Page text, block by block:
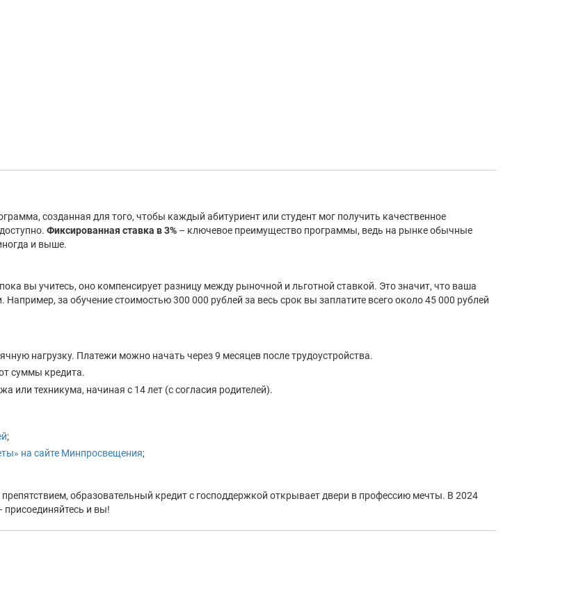
созданная для того, чтобы каждый абитуриент или студент мог получить качественное
Фиксированная ставка в 3% – ключевое преимущество программы, ведь на рынке обычные
и выше.
вы учитесь, оно компенсирует разницу между рыночной и льготной ставкой. Это значит, что ваша
за обучение стоимостью 300 000 рублей за весь срок вы заплатите всего около 45 000 рублей
нагрузку. Платежи можно начать через 9 месяцев после трудоустройства.
суммы кредита.
или техникума, начиная с 14 лет (с согласия родителей).
;
на сайте Минпросвещения;
образовательный кредит с господдержкой открывает двери в профессию мечты. В 2024
присоединяйтесь и вы!